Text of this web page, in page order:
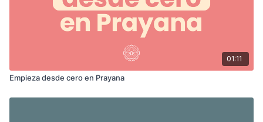
01:11
Empieza desde cero en Prayana